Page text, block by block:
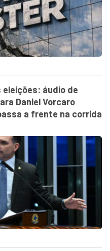
eleições: áudio de
Daniel Vorcaro
a frente na corrida